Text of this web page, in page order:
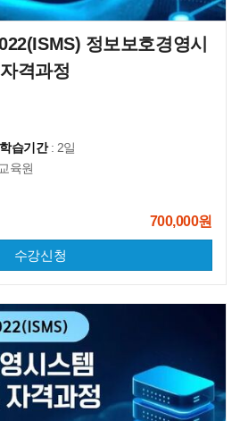
정보보호경영시
격과정
학습기간: 2일
육원
700,000원
수강신청